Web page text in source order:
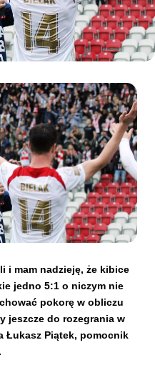
BILET
i mam nadzieję, że kibice
jedno 5:1 o niczym nie
pokorę w obliczu
jeszcze do rozegrania w
Łukasz Piątek, pomocnik